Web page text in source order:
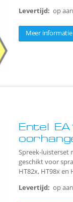
Levertijd: op
Meer informatie
Entel
Spreek-luisterset
geschikt voor
HT82x, HT98x en
Levertijd: op